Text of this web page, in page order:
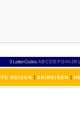
3 Letter-Codes ABCDEFGH IJKL
REISEN : SKIREISEN :